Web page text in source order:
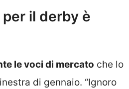
il derby è
le voci di mercato che lo
di gennaio. “Ignoro